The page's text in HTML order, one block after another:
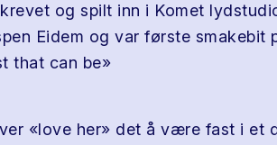
og spilt inn i Komet
Eidem og var første smakebit
that can be»
«love her» det å være fast i et